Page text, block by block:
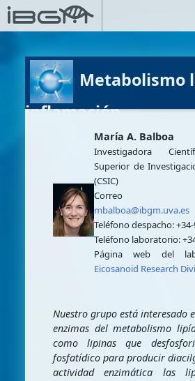
Metabolismo
inflamación
María A. Balboa
Investigadora
Superior de
(CSIC)
Correo
mbalboa@ibgm.uva.es
Teléfono despacho:
Teléfono laboratorio:
Página web del
Eicosanoid Research
Nuestro grupo está interesado
enzimas del metabolismo
como lipinas que
fosfatídico para producir
actividad enzimática las